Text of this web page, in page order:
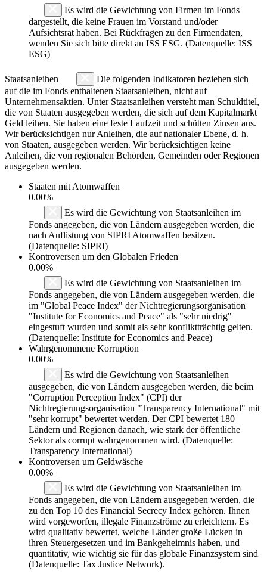
Es wird die Gewichtung von Firmen im Fonds
dargestellt, die keine Frauen im Vorstand und/oder
Aufsichtsrat haben. Bei Rückfragen zu den Firmendaten,
wenden Sie sich bitte direkt an ISS ESG. (Datenquelle: ISS
ESG)
Staatsanleihen
Die folgenden Indikatoren beziehen sich
auf die im Fonds enthaltenen Staatsanleihen, nicht auf
Unternehmensaktien. Unter Staatsanleihen versteht man Schuldtitel,
die von Staaten ausgegeben werden, die sich auf dem Kapitalmarkt
Geld leihen. Sie haben eine feste Laufzeit und schütten Zinsen aus.
Wir berücksichtigen nur Anleihen, die auf nationaler Ebene, d. h.
von Staaten, ausgegeben werden. Wir berücksichtigen keine
Anleihen, die von regionalen Behörden, Gemeinden oder Regionen
ausgegeben werden.
Staaten mit Atomwaffen
0.00%
Es wird die Gewichtung von Staatsanleihen im
Fonds angegeben, die von Ländern ausgegeben werden, die
nach Auflistung von SIPRI Atomwaffen besitzen.
(Datenquelle: SIPRI)
Kontroversen um den Globalen Frieden
0.00%
Es wird die Gewichtung von Staatsanleihen im
Fonds angegeben, die von Ländern ausgegeben werden, die
im "Global Peace Index" der Nichtregierungsorganisation
"Institute for Economics and Peace" als "sehr niedrig"
eingestuft wurden und somit als sehr konfliktträchtig gelten.
(Datenquelle: Institute for Economics and Peace)
Wahrgenommene Korruption
0.00%
Es wird die Gewichtung von Staatsanleihen
ausgegeben, die von Ländern ausgegeben werden, die beim
"Corruption Perception Index" (CPI) der
Nichtregierungsorganisation "Transparency International" mit
"sehr korrupt" bewertet werden. Der CPI bewertet 180
Ländern und Regionen danach, wie stark der öffentliche
Sektor als corrupt wahrgenommen wird. (Datenquelle:
Transparency International)
Kontroversen um Geldwäsche
0.00%
Es wird die Gewichtung von Staatsanleihen im
Fonds angegeben, die von Ländern ausgegeben werden, die
zu den Top 10 des Financial Secrecy Index gehören. Ihnen
wird vorgeworfen, illegale Finanzströme zu erleichtern. Es
wird qualitativ bewertet, welche Länder große Lücken in
ihren Steuergesetzen und im Bankgeheimnis haben, und
quantitativ, wie wichtig sie für das globale Finanzsystem sind
(Datenquelle: Tax Justice Network).